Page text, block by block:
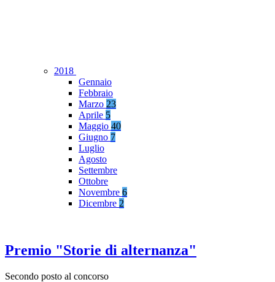
2018
Gennaio
Febbraio
Marzo 23
Aprile 5
Maggio 40
Giugno 7
Luglio
Agosto
Settembre
Ottobre
Novembre 6
Dicembre 2
Premio "Storie di alternanza"
Secondo posto al concorso